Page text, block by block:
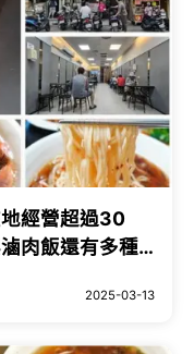
地經營超過30
肉飯還有多種
2025-03-13